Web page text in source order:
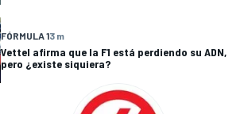
FÓRMULA 13 m
Vettel afirma que la F1 está perdiendo su ADN,
pero ¿existe siquiera?